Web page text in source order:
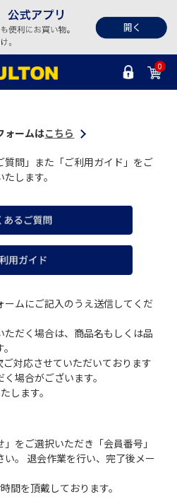
0
ォームはこちら
質問」また「ご利用ガイド」をご
します。
ムにご記入のうえ送信してくだ
だく場合は、商品名もしくは品
対応させていただいております
場合がございます。
します。
」をご選択いただき「会員番号」
。 退会作業を行い、完了後メー
間を頂戴しております。